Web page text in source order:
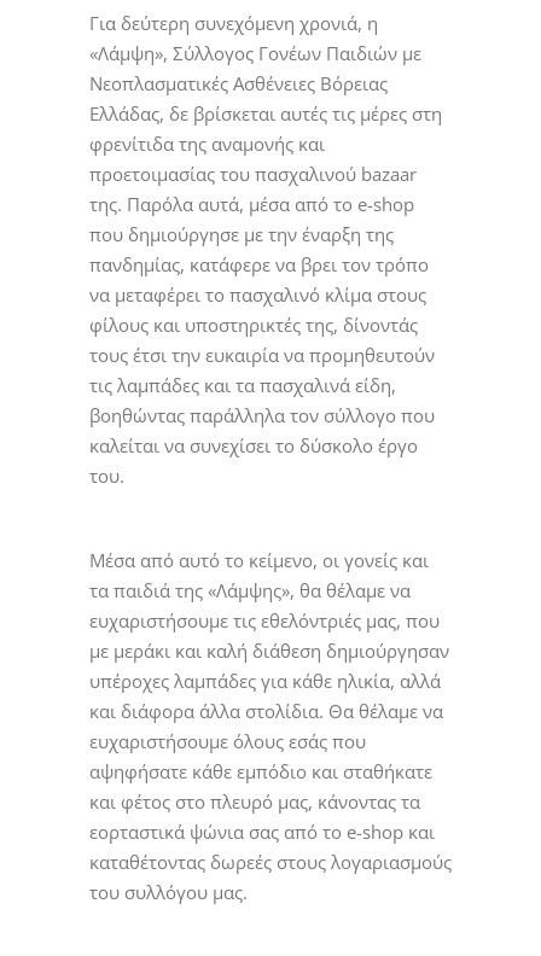
Για δεύτερη συνεχόμενη χρονιά, η
«Λάμψη», Σύλλογος Γονέων Παιδιών με
Νεοπλασματικές Ασθένειες Βόρειας
Ελλάδας, δε βρίσκεται αυτές τις μέρες στη
φρενίτιδα της αναμονής και
προετοιμασίας του πασχαλινού bazaar
της. Παρόλα αυτά, μέσα από το e-shop
που δημιούργησε με την έναρξη της
πανδημίας, κατάφερε να βρει τον τρόπο
να μεταφέρει το πασχαλινό κλίμα στους
φίλους και υποστηρικτές της, δίνοντάς
τους έτσι την ευκαιρία να προμηθευτούν
τις λαμπάδες και τα πασχαλινά είδη,
βοηθώντας παράλληλα τον σύλλογο που
καλείται να συνεχίσει το δύσκολο έργο
του.
Μέσα από αυτό το κείμενο, οι γονείς και
τα παιδιά της «Λάμψης», θα θέλαμε να
ευχαριστήσουμε τις εθελόντριές μας, που
με μεράκι και καλή διάθεση δημιούργησαν
υπέροχες λαμπάδες για κάθε ηλικία, αλλά
και διάφορα άλλα στολίδια. Θα θέλαμε να
ευχαριστήσουμε όλους εσάς που
αψηφήσατε κάθε εμπόδιο και σταθήκατε
και φέτος στο πλευρό μας, κάνοντας τα
εορταστικά ψώνια σας από το e-shop και
καταθέτοντας δωρεές στους λογαριασμούς
του συλλόγου μας.